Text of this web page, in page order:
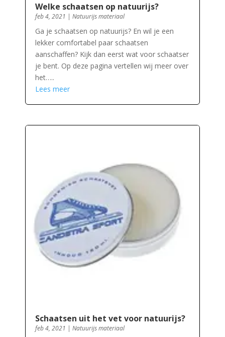
Welke schaatsen op natuurijs?
feb 4, 2021 | Natuurijs materiaal
Ga je schaatsen op natuurijs? En wil je een
lekker comfortabel paar schaatsen
aanschaffen? Kijk dan eerst wat voor schaatser
je bent. Op deze pagina vertellen wij meer over
het…..
Lees meer
Schaatsen uit het vet voor natuurijs?
feb 4, 2021 | Natuurijs materiaal